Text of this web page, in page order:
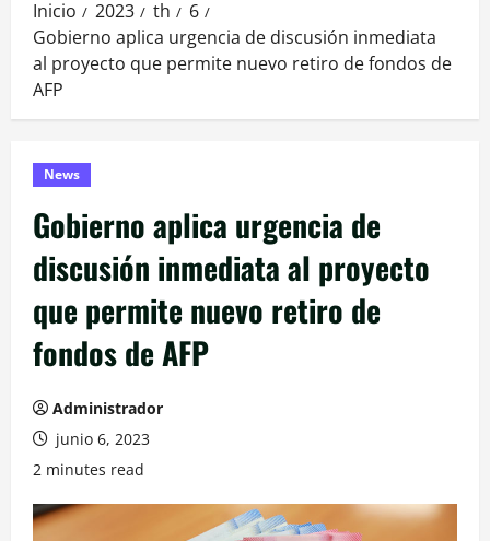
Inicio 2023 th
6
Gobierno aplica urgencia de discusión inmediata
al proyecto que permite nuevo retiro de fondos de
AFP
News
Gobierno aplica urgencia de
discusión inmediata al proyecto
que permite nuevo retiro de
fondos de AFP
Administrador
junio 6, 2023
2 minutes read